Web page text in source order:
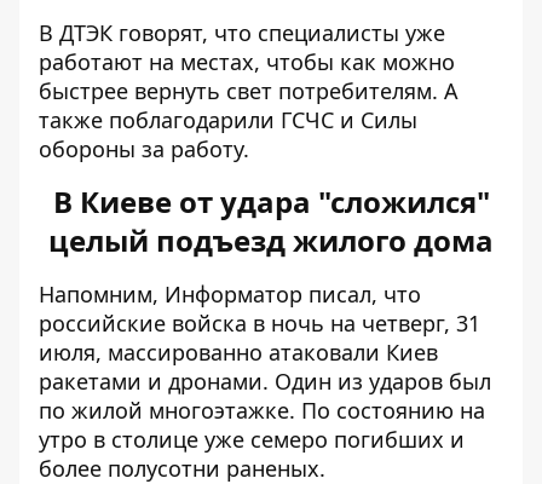
В ДТЭК говорят, что специалисты уже
работают на местах, чтобы как можно
быстрее вернуть свет потребителям. А
также поблагодарили ГСЧС и Силы
обороны за работу.
В Киеве от удара "сложился"
целый подъезд жилого дома
Напомним, Информатор писал, что
российские войска в ночь на четверг, 31
июля, массированно атаковали Киев
ракетами и дронами. Один из ударов был
по жилой многоэтажке. По состоянию на
утро в столице уже семеро погибших и
более полусотни раненых.